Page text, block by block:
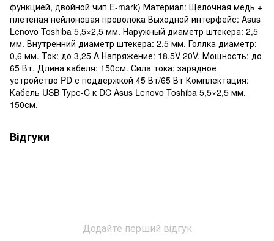
функцией, двойной чип E-mark) Материал: Щелочная медь +
плетеная нейлоновая проволока Выходной интерфейс: Asus
Lenovo Toshiba 5,5×2,5 мм. Наружный диаметр штекера: 2,5
мм. Внутренний диаметр штекера: 2,5 мм. Голлка диаметр:
0,6 мм. Ток: до 3,25 A Напряжение: 18,5V-20V. Мощность: до
65 Вт. Длина кабеля: 150см. Сила тока: зарядное
устройство PD с поддержкой 45 Вт/65 Вт Комплектация:
Кабель USB Type-C к DC Asus Lenovo Toshiba 5,5×2,5 мм.
150см.
Відгуки
Додайте перший відгук